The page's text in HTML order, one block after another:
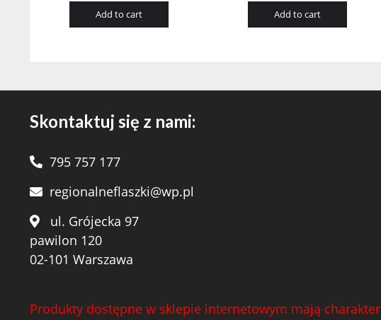
Add to cart Add to cart
Skontaktuj się z nami:
795 757 177
regionalneflaszki@wp.pl
ul. Grójecka 97
pawilon 120
02-101 Warszawa
Produkty dostępne w sklepie internetowym mają charakter